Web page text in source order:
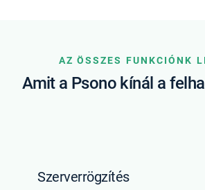
AZ ÖSSZES FUNKCIÓNK
Amit a Psono kínál a
Szerverrögzítés